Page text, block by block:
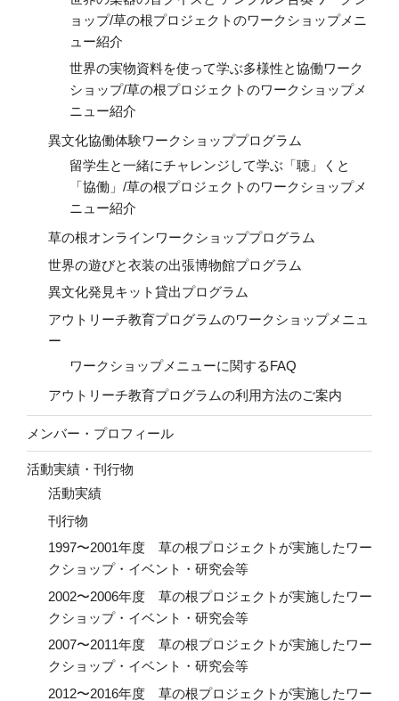
ョップ/草の根プロジェクトのワークショップメニ
ュー紹介
世界の実物資料を使って学ぶ多様性と協働ワーク
ショップ/草の根プロジェクトのワークショップメ
ニュー紹介
異文化協働体験ワークショッププログラム
留学生と一緒にチャレンジして学ぶ「聴」くと
「協働」/草の根プロジェクトのワークショップメ
ニュー紹介
草の根オンラインワークショッププログラム
世界の遊びと衣装の出張博物館プログラム
異文化発見キット貸出プログラム
アウトリーチ教育プログラムのワークショップメニュ
ー
ワークショップメニューに関するFAQ
アウトリーチ教育プログラムの利用方法のご案内
メンバー・プロフィール
活動実績・刊行物
活動実績
刊行物
1997〜2001年度 草の根プロジェクトが実施したワー
クショップ・イベント・研究会等
2002〜2006年度 草の根プロジェクトが実施したワー
クショップ・イベント・研究会等
2007〜2011年度 草の根プロジェクトが実施したワー
クショップ・イベント・研究会等
2012〜2016年度 草の根プロジェクトが実施したワー